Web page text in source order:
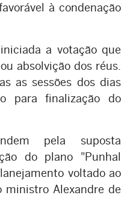
à condenação
a votação que
absolvição dos réus.
as sessões dos dias
para finalização do
pela suposta
do plano "Punhal
voltado ao
ministro Alexandre de